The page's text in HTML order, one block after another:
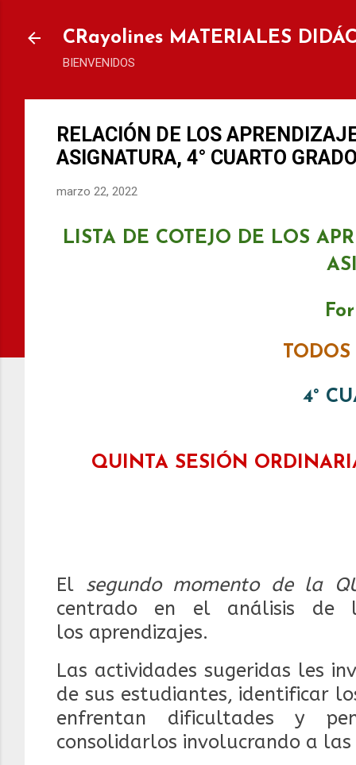
CRayolines MATERIALES
BIENVENIDOS
RELACIÓN DE LOS
ASIGNATURA, 4° CUARTO
marzo 22, 2022
LISTA DE COTEJO DE LOS
4°
QUINTA SESIÓN
El segundo momento de la
centrado en el análisis de
los aprendizajes.
Las actividades sugeridas les
de sus estudiantes, identificar
enfrentan dificultades y
consolidarlos involucrando a las